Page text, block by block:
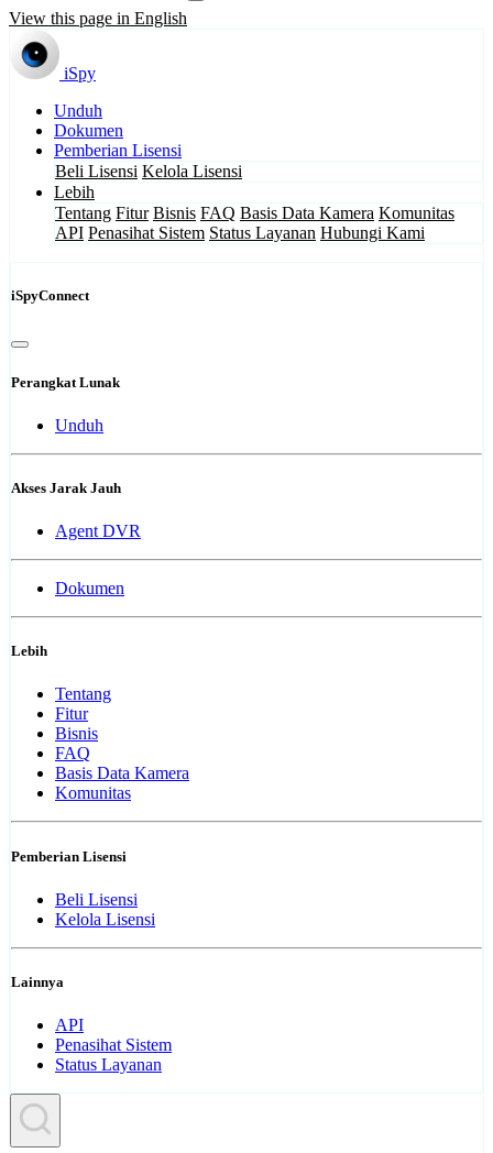
View this page in English
iSpy
Unduh
Dokumen
Pemberian Lisensi
Beli Lisensi Kelola Lisensi
Lebih
Tentang Fitur Bisnis FAQ Basis Data Kamera Komunitas
API Penasihat Sistem Status Layanan Hubungi Kami
iSpyConnect
Perangkat Lunak
Unduh
Akses Jarak Jauh
Agent DVR
Dokumen
Lebih
Tentang
Fitur
Bisnis
FAQ
Basis Data Kamera
Komunitas
Pemberian Lisensi
Beli Lisensi
Kelola Lisensi
Lainnya
API
Penasihat Sistem
Status Layanan